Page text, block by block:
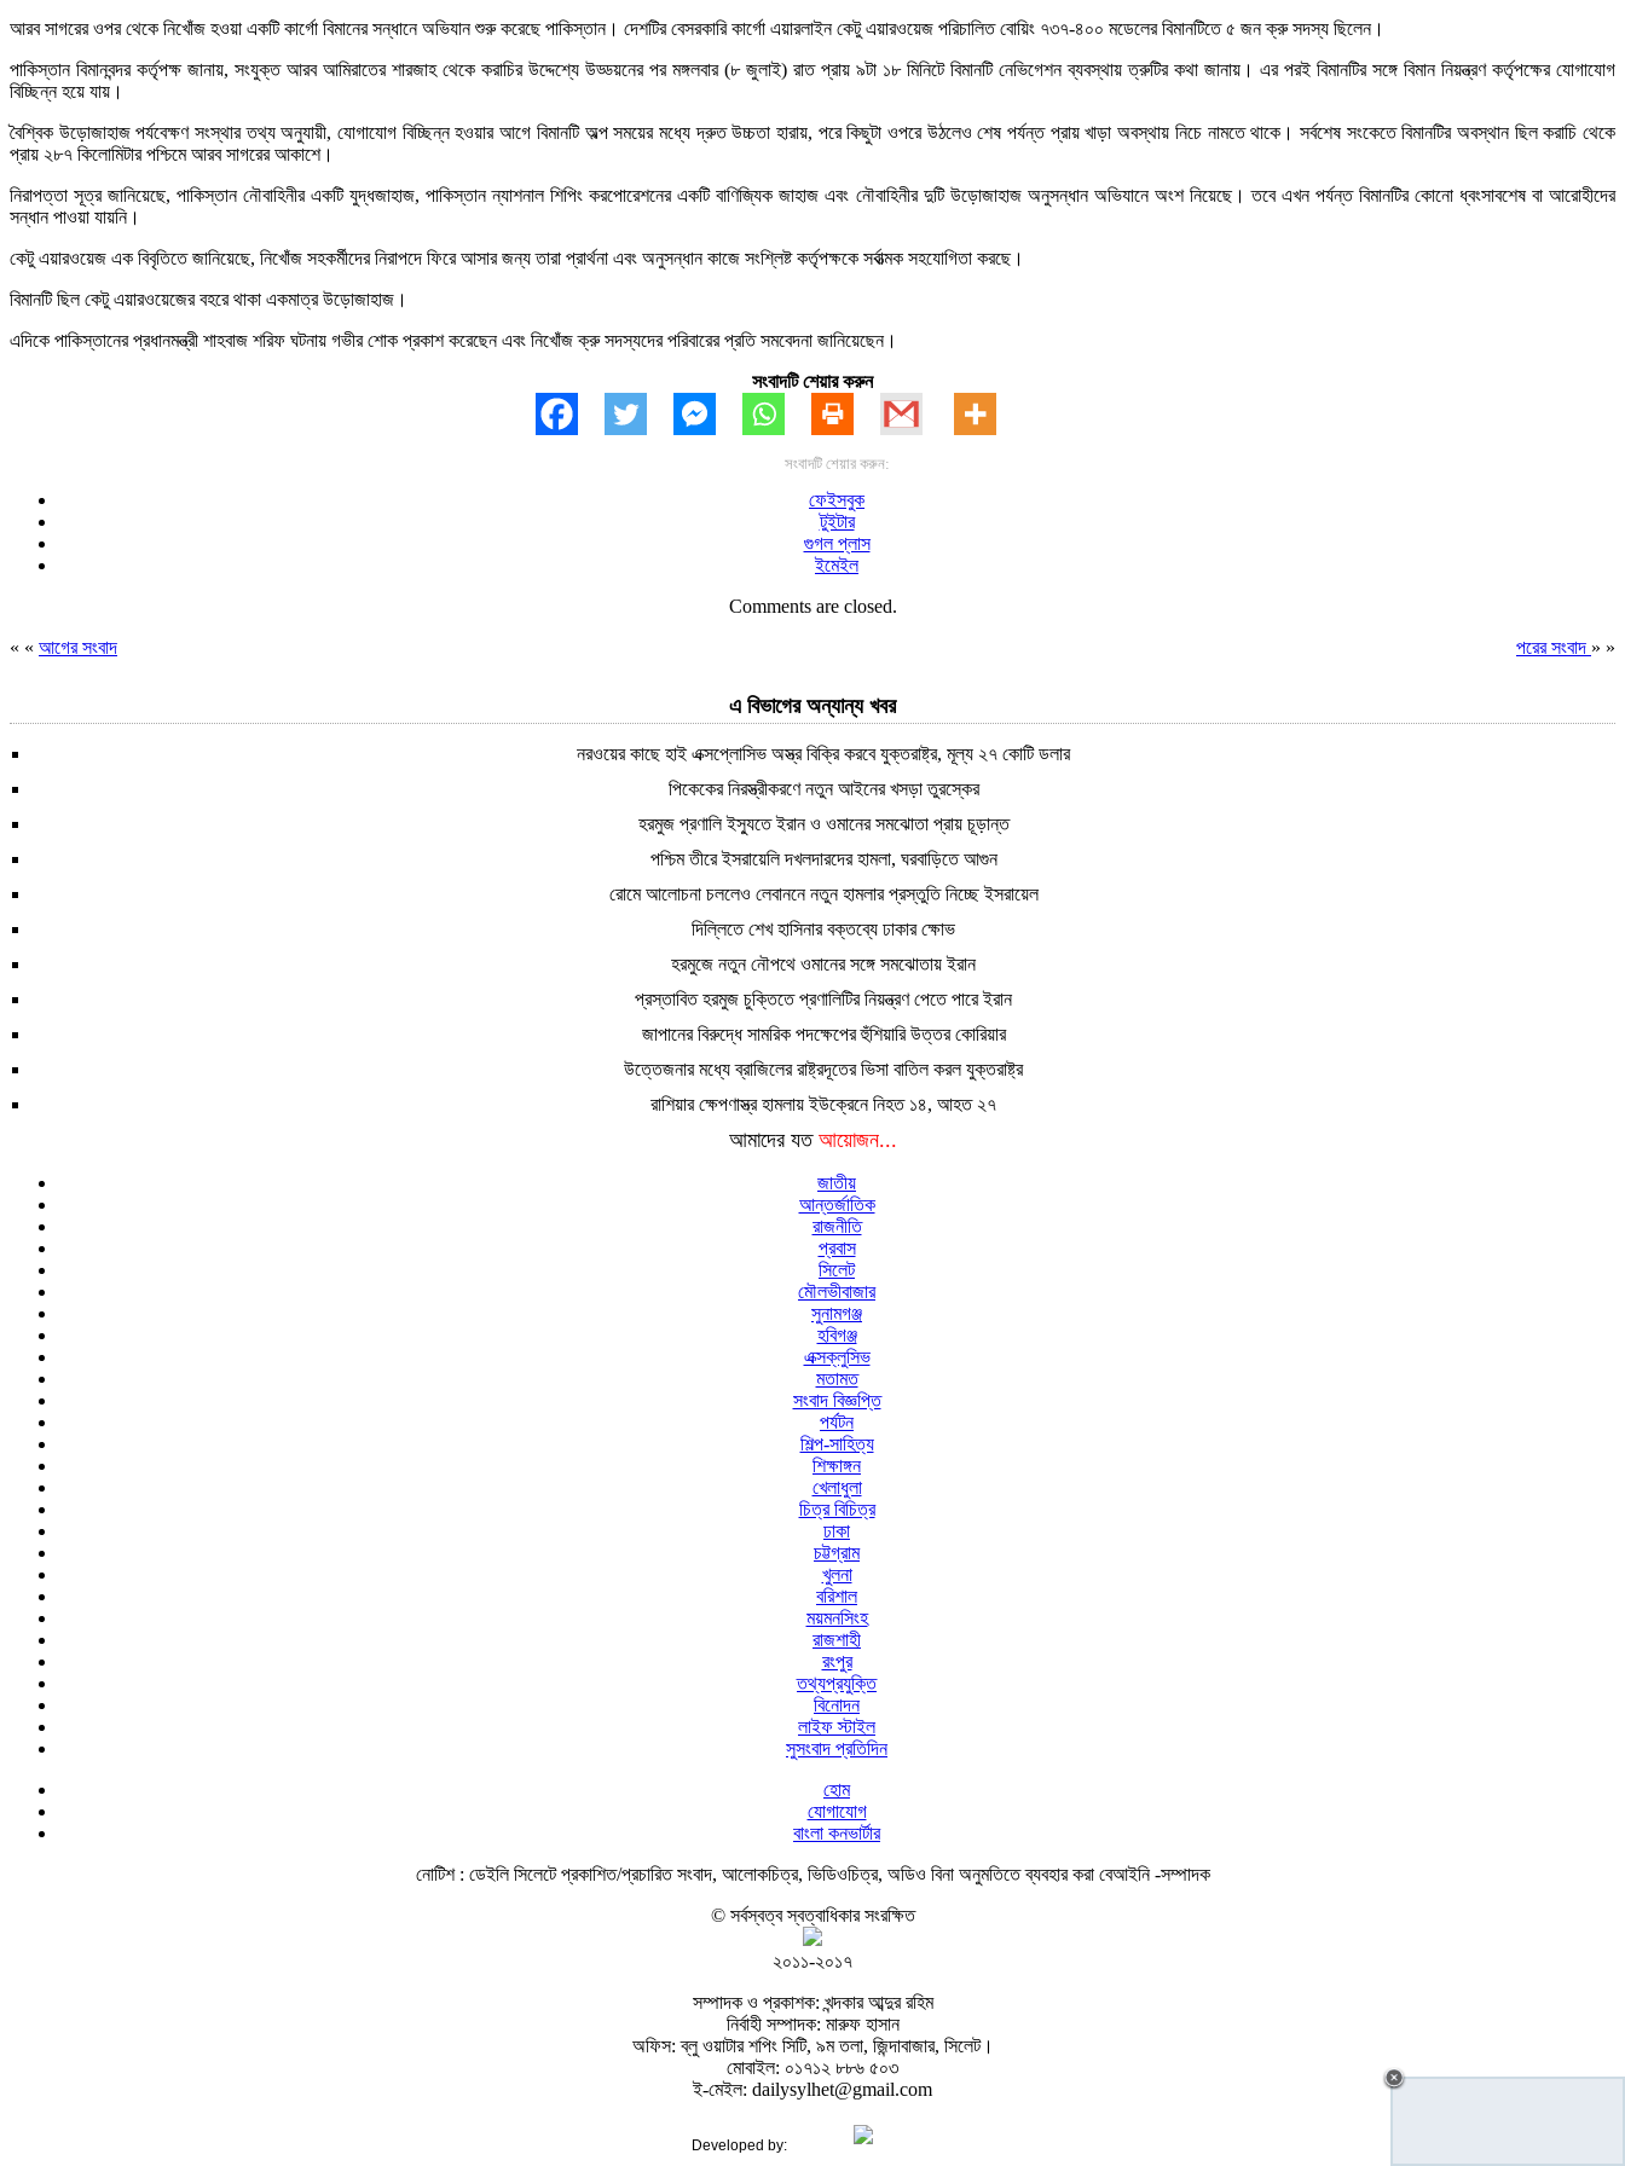
আরব সাগরের ওপর থেকে নিখোঁজ হওয়া একটি কার্গো বিমানের সন্ধানে অভিযান শুরু করেছে পাকিস্তান। দেশটির বেসরকারি কার্গো এয়ারলাইন কেটু এয়ারওয়েজ পরিচালিত বোয়িং ৭৩৭-৪০০ মডেলের বিমানটিতে ৫ জন ক্রু সদস্য ছিলেন।
পাকিস্তান বিমানবন্দর কর্তৃপক্ষ জানায়, সংযুক্ত আরব আমিরাতের শারজাহ থেকে করাচির উদ্দেশ্যে উড্ডয়নের পর মঙ্গলবার (৮ জুলাই) রাত প্রায় ৯টা ১৮ মিনিটে বিমানটি নেভিগেশন ব্যবস্থায় ত্রুটির কথা জানায়। এর পরই বিমানটির সঙ্গে বিমান নিয়ন্ত্রণ কর্তৃপক্ষের যোগাযোগ
বিচ্ছিন্ন হয়ে যায়।
বৈশ্বিক উড়োজাহাজ পর্যবেক্ষণ সংস্থার তথ্য অনুযায়ী, যোগাযোগ বিচ্ছিন্ন হওয়ার আগে বিমানটি অল্প সময়ের মধ্যে দ্রুত উচ্চতা হারায়, পরে কিছুটা ওপরে উঠলেও শেষ পর্যন্ত প্রায় খাড়া অবস্থায় নিচে নামতে থাকে। সর্বশেষ সংকেতে বিমানটির অবস্থান ছিল করাচি থেকে
প্রায় ২৮৭ কিলোমিটার পশ্চিমে আরব সাগরের আকাশে।
নিরাপত্তা সূত্র জানিয়েছে, পাকিস্তান নৌবাহিনীর একটি যুদ্ধজাহাজ, পাকিস্তান ন্যাশনাল শিপিং করপোরেশনের একটি বাণিজ্যিক জাহাজ এবং নৌবাহিনীর দুটি উড়োজাহাজ অনুসন্ধান অভিযানে অংশ নিয়েছে। তবে এখন পর্যন্ত বিমানটির কোনো ধ্বংসাবশেষ বা আরোহীদের
সন্ধান পাওয়া যায়নি।
কেটু এয়ারওয়েজ এক বিবৃতিতে জানিয়েছে, নিখোঁজ সহকর্মীদের নিরাপদে ফিরে আসার জন্য তারা প্রার্থনা এবং অনুসন্ধান কাজে সংশ্লিষ্ট কর্তৃপক্ষকে সর্বাত্মক সহযোগিতা করছে।
বিমানটি ছিল কেটু এয়ারওয়েজের বহরে থাকা একমাত্র উড়োজাহাজ।
এদিকে পাকিস্তানের প্রধানমন্ত্রী শাহবাজ শরিফ ঘটনায় গভীর শোক প্রকাশ করেছেন এবং নিখোঁজ ক্রু সদস্যদের পরিবারের প্রতি সমবেদনা জানিয়েছেন।
সংবাদটি শেয়ার করুন
সংবাদটি শেয়ার করুন:
ফেইসবুক
টুইটার
গুগল প্লাস
ইমেইল
Comments are closed.
« « আগের সংবাদ পরের সংবাদ » »
এ বিভাগের অন্যান্য খবর
নরওয়ের কাছে হাই এক্সপ্লোসিভ অস্ত্র বিক্রি করবে যুক্তরাষ্ট্র, মূল্য ২৭ কোটি ডলার
পিকেকের নিরস্ত্রীকরণে নতুন আইনের খসড়া তুরস্কের
হরমুজ প্রণালি ইস্যুতে ইরান ও ওমানের সমঝোতা প্রায় চূড়ান্ত
পশ্চিম তীরে ইসরায়েলি দখলদারদের হামলা, ঘরবাড়িতে আগুন
রোমে আলোচনা চললেও লেবাননে নতুন হামলার প্রস্তুতি নিচ্ছে ইসরায়েল
দিল্লিতে শেখ হাসিনার বক্তব্যে ঢাকার ক্ষোভ
হরমুজে নতুন নৌপথে ওমানের সঙ্গে সমঝোতায় ইরান
প্রস্তাবিত হরমুজ চুক্তিতে প্রণালিটির নিয়ন্ত্রণ পেতে পারে ইরান
জাপানের বিরুদ্ধে সামরিক পদক্ষেপের হুঁশিয়ারি উত্তর কোরিয়ার
উত্তেজনার মধ্যে ব্রাজিলের রাষ্ট্রদূতের ভিসা বাতিল করল যুক্তরাষ্ট্র
রাশিয়ার ক্ষেপণাস্ত্র হামলায় ইউক্রেনে নিহত ১৪, আহত ২৭
আমাদের যত আয়োজন...
জাতীয়
আন্তর্জাতিক
রাজনীতি
প্রবাস
সিলেট
মৌলভীবাজার
সুনামগঞ্জ
হবিগঞ্জ
এক্সক্লুসিভ
মতামত
সংবাদ বিজ্ঞপ্তি
পর্যটন
শিল্প-সাহিত্য
শিক্ষাঙ্গন
খেলাধুলা
চিত্র বিচিত্র
ঢাকা
চট্টগ্রাম
খুলনা
বরিশাল
ময়মনসিংহ
রাজশাহী
রংপুর
তথ্যপ্রযুক্তি
বিনোদন
লাইফ স্টাইল
সুসংবাদ প্রতিদিন
হোম
যোগাযোগ
বাংলা কনভার্টার
নোটিশ : ডেইলি সিলেটে প্রকাশিত/প্রচারিত সংবাদ, আলোকচিত্র, ভিডিওচিত্র, অডিও বিনা অনুমতিতে ব্যবহার করা বেআইনি -সম্পাদক
© সর্বস্বত্ব স্বত্বাধিকার সংরক্ষিত
২০১১-২০১৭
সম্পাদক ও প্রকাশক: খন্দকার আব্দুর রহিম
নির্বাহী সম্পাদক: মারুফ হাসান
অফিস: ব্লু ওয়াটার শপিং সিটি, ৯ম তলা, জিন্দাবাজার, সিলেট।
মোবাইল: ০১৭১২ ৮৮৬ ৫০৩
ই-মেইল: dailysylhet@gmail.com
Developed by: